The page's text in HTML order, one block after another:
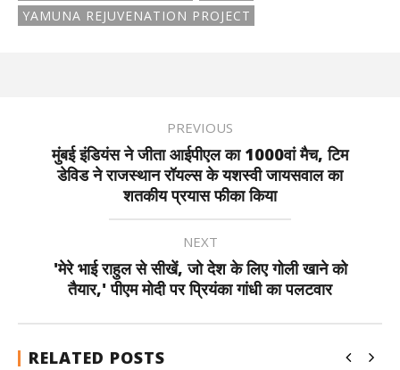
YAMUNA REJUVENATION PROJECT
PREVIOUS
मुंबई इंडियंस ने जीता आईपीएल का 1000वां मैच, टिम
डेविड ने राजस्थान रॉयल्स के यशस्वी जायसवाल का
शतकीय प्रयास फीका किया
NEXT
'मेरे भाई राहुल से सीखें, जो देश के लिए गोली खाने को
तैयार,' पीएम मोदी पर प्रियंका गांधी का पलटवार
RELATED POSTS